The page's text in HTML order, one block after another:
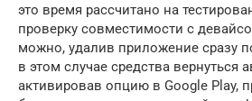
это время рассчитано на
проверку совместимости с
можно, удалив приложение сразу
в этом случае средства вернуться
активировав опцию в Google Play,